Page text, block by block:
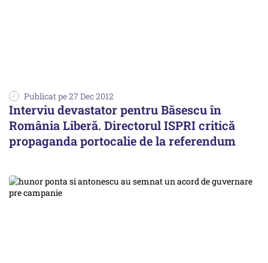
Publicat pe 27 Dec 2012
Interviu devastator pentru Băsescu în
România Liberă. Directorul ISPRI critică
propaganda portocalie de la referendum